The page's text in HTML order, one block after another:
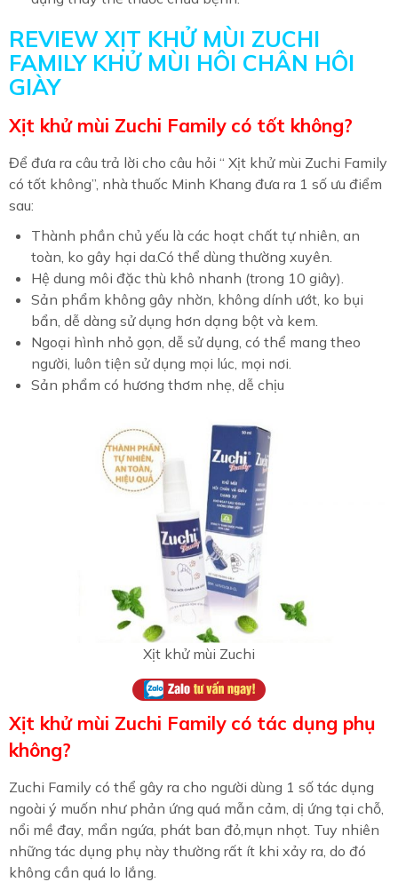
REVIEW XỊT KHỬ MÙI ZUCHI
FAMILY KHỬ MÙI HÔI CHÂN HÔI
GIÀY
Xịt khử mùi Zuchi Family có tốt không?
Để đưa ra câu trả lời cho câu hỏi “ Xịt khử mùi Zuchi Family
có tốt không”, nhà thuốc Minh Khang đưa ra 1 số ưu điểm
sau:
Thành phần chủ yếu là các hoạt chất tự nhiên, an
toàn, ko gây hại da.Có thể dùng thường xuyên.
Hệ dung môi đặc thù khô nhanh (trong 10 giây).
Sản phẩm không gây nhờn, không dính ướt, ko bụi
bẩn, dễ dàng sử dụng hơn dạng bột và kem.
Ngoại hình nhỏ gọn, dễ sử dụng, có thể mang theo
người, luôn tiện sử dụng mọi lúc, mọi nơi.
Sản phẩm có hương thơm nhẹ, dễ chịu
Xịt khử mùi Zuchi
Xịt khử mùi Zuchi Family có tác dụng phụ
không?
Zuchi Family có thể gây ra cho người dùng 1 số tác dụng
ngoài ý muốn như phản ứng quá mẫn cảm, dị ứng tại chỗ,
nổi mề đay, mẩn ngứa, phát ban đỏ,mụn nhọt. Tuy nhiên
những tác dụng phụ này thường rất ít khi xảy ra, do đó
không cần quá lo lắng.